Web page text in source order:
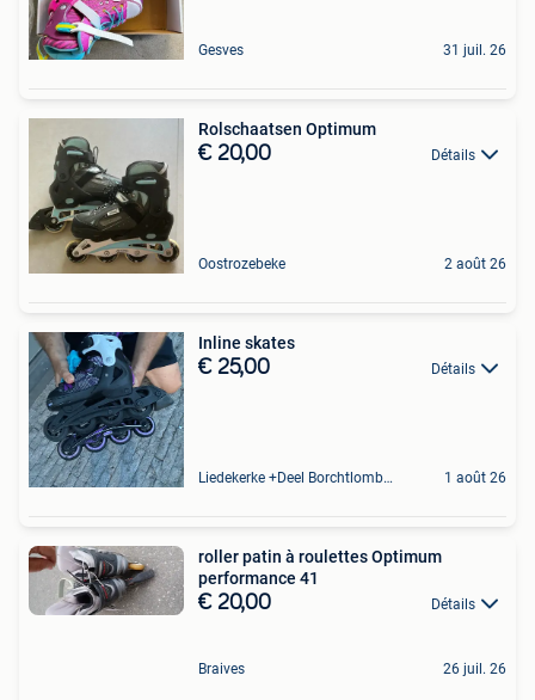
Gesves 31 juil. 26
Rolschaatsen Optimum
€ 20,00 Détails
Oostrozebeke 2 août 26
Inline skates
€ 25,00 Détails
Liedekerke +Deel Borchtlombeek 1 août 26
roller patin à roulettes Optimum
performance 41
€ 20,00 Détails
Braives 26 juil. 26